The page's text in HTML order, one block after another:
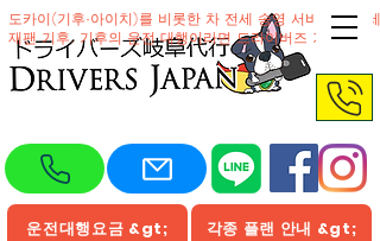
도카이(기후·아이치)를 비롯한 차 전세 송영 서비스의 전세
재팬 기후. 기후의 운전 대행이라면 드라이버즈 기후
운전대행요금 &gt; 각종 플랜 안내 &gt;